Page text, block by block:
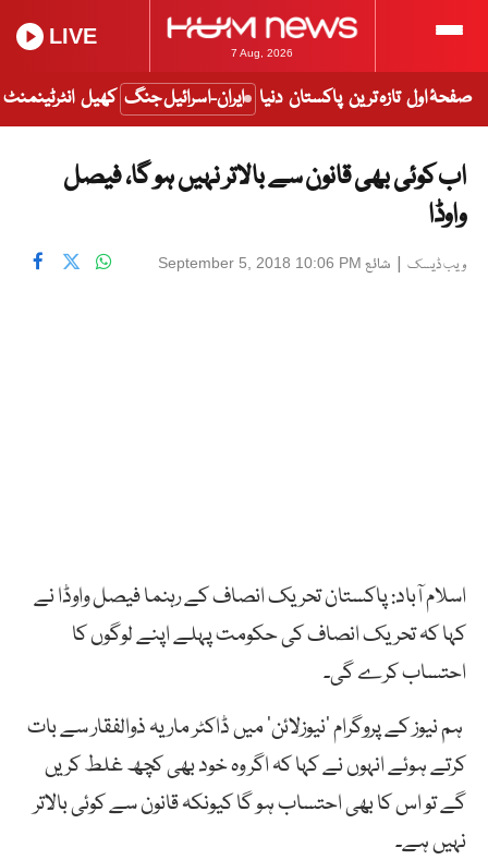
7 Aug, 2026
LIVE
صفحۂ اول تازہ ترین پاکستان دنیا ایران-اسرائیل جنگ کھیل انٹرٹینمنٹ
اب کوئی بھی قانون سے بالاتر نہیں ہو گا، فیصل
واوڈا
ویب ڈیسک | شائع September 5, 2018 10:06 PM
اسلام آباد: پاکستان تحریک انصاف کے رہنما فیصل واوڈا نے
کہا کہ تحریک انصاف کی حکومت پہلے اپنے لوگوں کا
احتساب کرے گی۔
ہم نیوز کے پروگرام ’نیوزلائن‘ میں ڈاکٹر ماریہ ذوالفقار سے بات
کرتے ہوئے انہوں نے کہا کہ اگر وہ خود بھی کچھ غلط کریں
گے تو اس کا بھی احتساب ہو گا کیونکہ قانون سے کوئی بالاتر
نہیں ہے۔